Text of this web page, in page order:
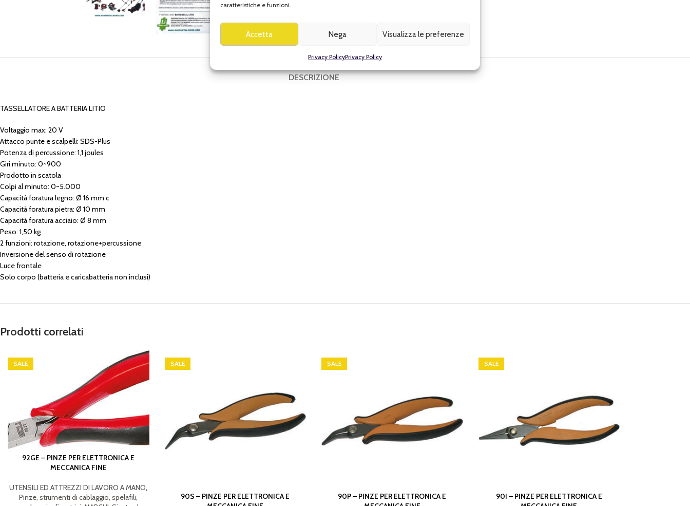
caratteristiche e funzioni.
Accetta Nega Visualizza le preferenze
Privacy PolicyPrivacy Policy
DESCRIZIONE
TASSELLATORE A BATTERIA LITIO
Voltaggio max: 20 V
Attacco punte e scalpelli: SDS-Plus
Potenza di percussione: 1,1 joules
Giri minuto: 0~900
Prodotto in scatola
Colpi al minuto: 0~5.000
Capacità foratura legno: Ø 16 mm c
Capacità foratura pietra: Ø 10 mm
Capacità foratura acciaio: Ø 8 mm
Peso: 1,50 kg
2 funzioni: rotazione, rotazione+percussione
Inversione del senso di rotazione
Luce frontale
Solo corpo (batteria e caricabatteria non inclusi)
Prodotti correlati
SALE
92GE – PINZE PER ELETTRONICA E
MECCANICA FINE
UTENSILI ED ATTREZZI DI LAVORO A MANO,
Pinze, strumenti di cablaggio, spelafili,
SALE
90S – PINZE PER ELETTRONICA E
SALE
90P – PINZE PER ELETTRONICA E
SALE
90I – PINZE PER ELETTRONICA E